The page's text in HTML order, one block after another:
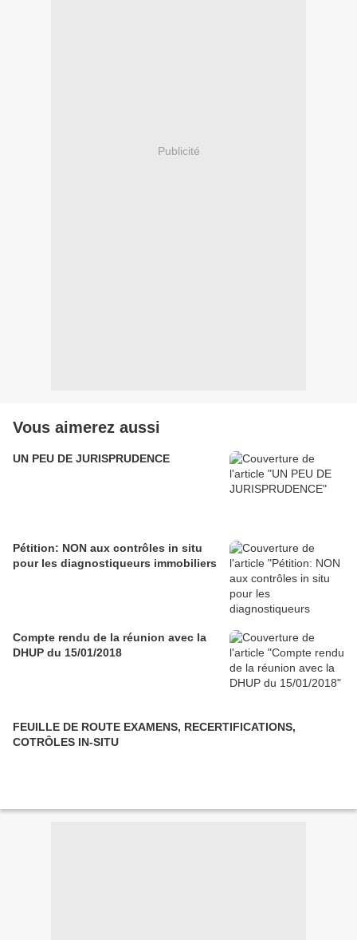
Publicité
Vous aimerez aussi
UN PEU DE JURISPRUDENCE
Pétition: NON aux contrôles in situ
pour les diagnostiqueurs immobiliers
Compte rendu de la réunion avec la
DHUP du 15/01/2018
FEUILLE DE ROUTE EXAMENS, RECERTIFICATIONS,
COTRÔLES IN-SITU